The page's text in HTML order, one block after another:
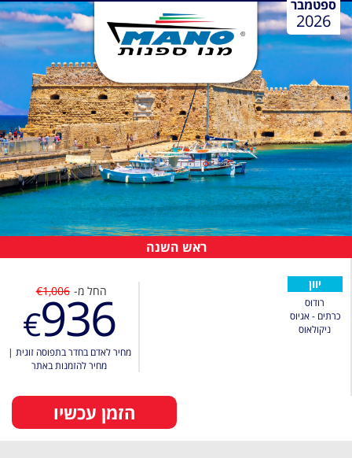
ראש השנה
ספטמבר
2026
יוון
רודוס
כרתים - אגיוס
ניקולאוס
החל מ- €1,006
€936
מחיר לאדם בחדר בתפוסה זוגית |
מחיר להזמנות באתר
הזמן עכשיו